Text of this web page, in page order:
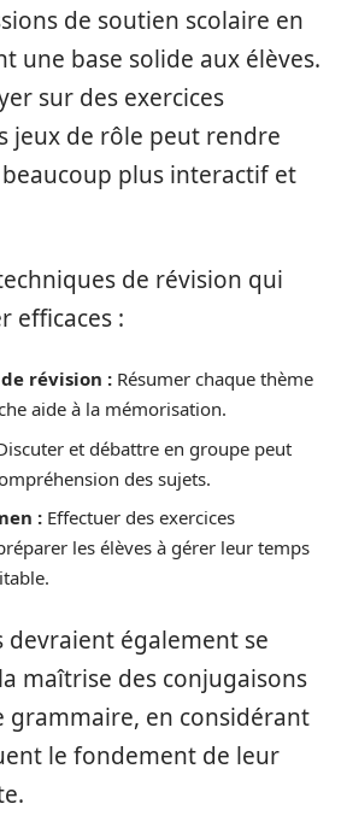
de soutien scolaire en
une base solide aux élèves.
sur des exercices
jeux de rôle peut rendre
beaucoup plus interactif et
de révision qui
efficaces :
révision : Résumer chaque thème
aide à la mémorisation.
et débattre en groupe peut
des sujets.
: Effectuer des exercices
les élèves à gérer leur temps
devraient également se
maîtrise des conjugaisons
grammaire, en considérant
le fondement de leur